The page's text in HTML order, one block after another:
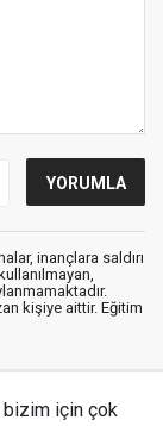
inançlara saldırı
kişiye aittir. Eğitim
bizim için çok